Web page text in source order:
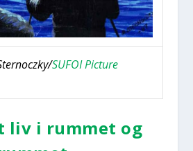
SUFOI Pic­tu­re
liv i rum­met og